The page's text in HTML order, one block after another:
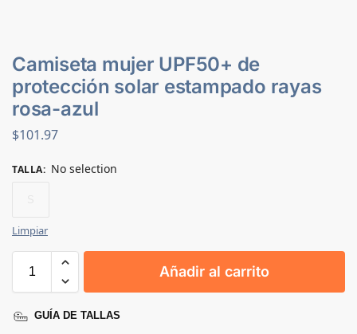
Camiseta mujer UPF50+ de
protección solar estampado rayas
rosa-azul
$101.97
TALLA: No selection
Limpiar
Añadir al carrito
GUÍA DE TALLAS